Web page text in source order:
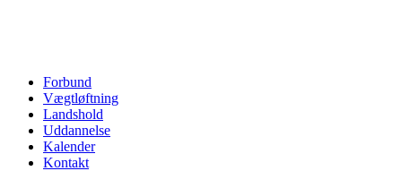
Forbund
Vægtløftning
Landshold
Uddannelse
Kalender
Kontakt